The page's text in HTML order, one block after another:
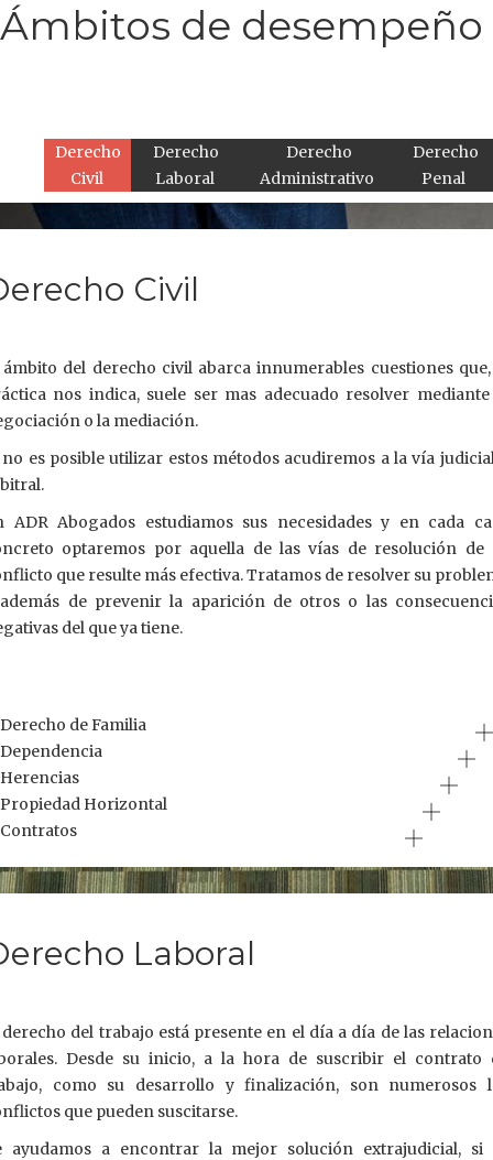
Ámbitos de desempeño
Derecho
Civil
Derecho
Laboral
Derecho
Administrativo
Derecho
Penal
Civil
ámbito del derecho civil abarca innumerables cuestiones
nos indica, suele ser mas adecuado resolver
o la mediación.
no es posible utilizar estos métodos acudiremos a la vía
ADR Abogados estudiamos sus necesidades y en cada
optaremos por aquella de las vías de resolución de
que resulte más efectiva. Tratamos de resolver su
de prevenir la aparición de otros o las
del que ya tiene.
Derecho de Familia
Dependencia
Herencias
Propiedad Horizontal
Contratos
Laboral
derecho del trabajo está presente en el día a día de las
Desde su inicio, a la hora de suscribir el contrato
como su desarrollo y finalización, son numerosos
que pueden suscitarse.
ayudamos a encontrar la mejor solución extrajudicial, si